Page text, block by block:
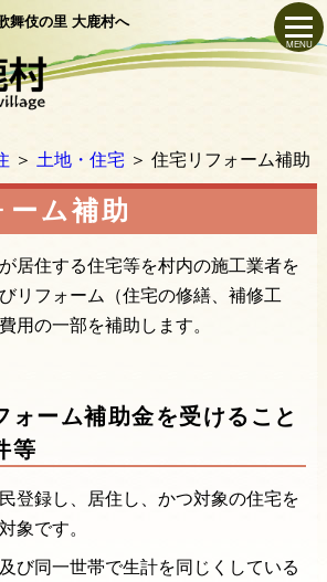
舞伎の里 大鹿村へ
MENU
＞ 土地・住宅 ＞ 住宅リフォーム補助
ム補助
居住する住宅等を村内の施工業者を
リフォーム（住宅の修繕、補修工
用の一部を補助します。
ォーム補助金を受けること
等
登録し、居住し、かつ対象の住宅を
象です。
び同一世帯で生計を同じくしている